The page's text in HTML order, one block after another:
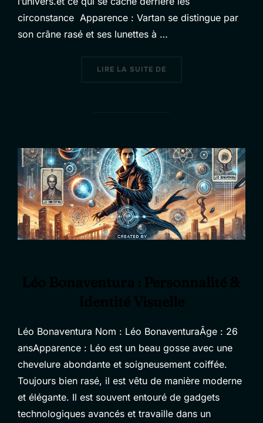
circonstance Apparence : Vartan se distingue par
son crâne rasé et ses lunettes à …
LIRE LA SUITE DE
Léo Bonaventura Nom : Léo BonaventuraÂge : 26
ansApparence : Léo est un beau gosse avec une
chevelure abondante et soigneusement coiffée.
Toujours bien rasé, il est vêtu de manière moderne
et élégante. Il est souvent entouré de gadgets
technologiques avancés et travaille dans un